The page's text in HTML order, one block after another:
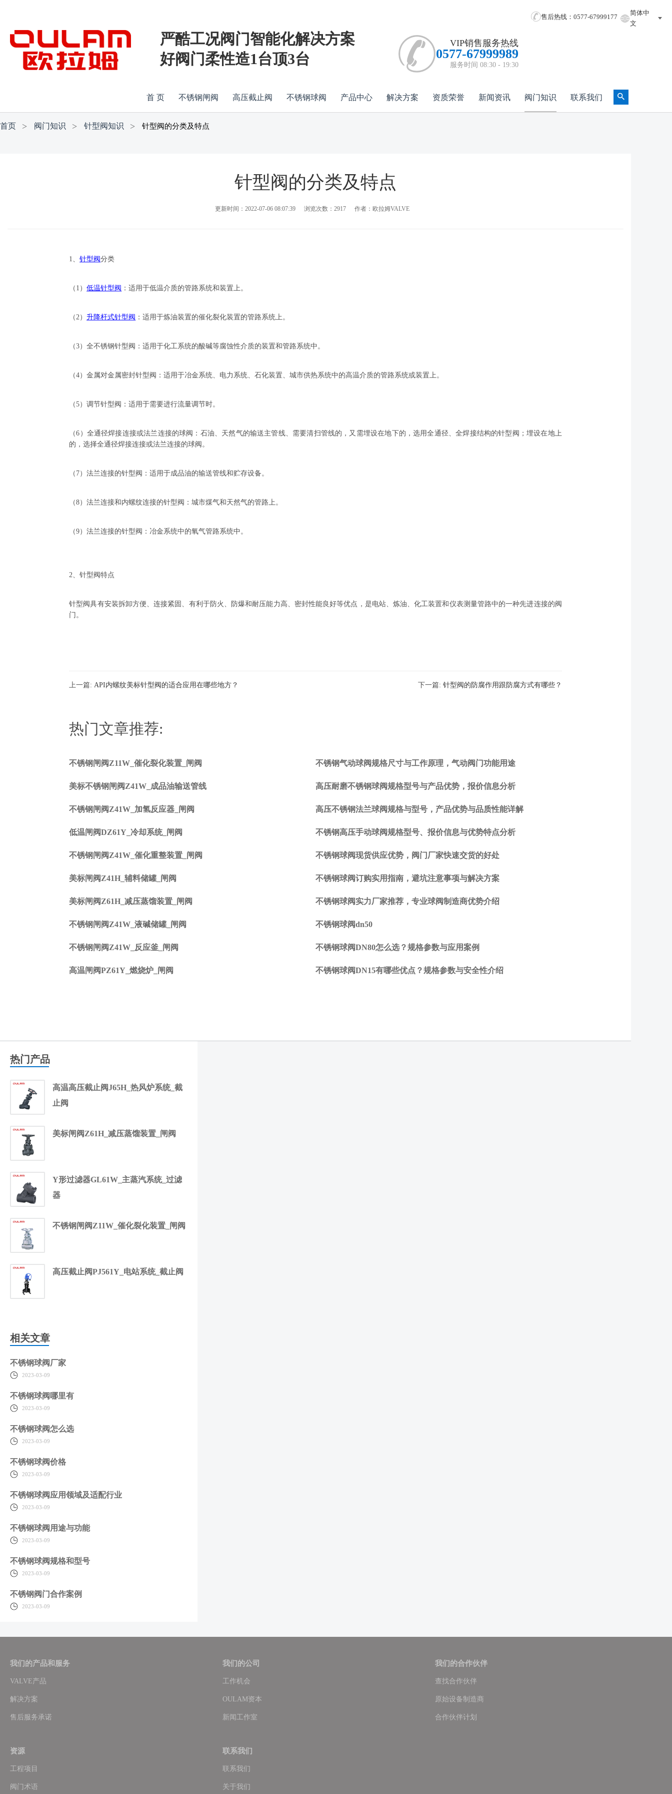
售后热线：0577-67999177
简体中
文
严酷工况阀门智能化解决方案
好阀门柔性造1台顶3台
VIP销售服务热线
0577-67999989
服务时间 08:30 - 19:30
首 页 不锈钢闸阀 高压截止阀 不锈钢球阀 产品中心 解决方案 资质荣誉 新闻资讯 阀门知识 联系我们
首页 阀门知识 针型阀知识 针型阀的分类及特点
针型阀的分类及特点
更新时间：2022-07-06 08:07:39 浏览次数：2917 作者：欧拉姆VALVE
1、针型阀分类
（1）低温针型阀 ：适用于低温介质的管路系统和装置上。
（2）升降杆式针型阀 ：适用于炼油装置的催化裂化装置的管路系统上。
（3）全不锈钢针型阀：适用于化工系统的酸碱等腐蚀性介质的装置和管路系统中。
（4）金属对金属密封针型阀：适用于冶金系统、电力系统、石化装置、城市供热系统中的高温介质的管路系统或装置上。
（5）调节针型阀：适用于需要进行流量调节时。
（6）全通径焊接连接或法兰连接的球阀：石油、天然气的输送主管线、需要清扫管线的，又需埋设在地下的，选用全通径、全焊接结构的针型阀；埋设在地上
的，选择全通径焊接连接或法兰连接的球阀。
（7）法兰连接的针型阀：适用于成品油的输送管线和贮存设备。
（8）法兰连接和内螺纹连接的针型阀：城市煤气和天然气的管路上。
（9）法兰连接的针型阀：冶金系统中的氧气管路系统中。
2、针型阀特点
针型阀具有安装拆卸方便、连接紧固、有利于防火、防爆和耐压能力高、密封性能良好等优点，是电站、炼油、化工装置和仪表测量管路中的一种先进连接的阀
门。
上一篇: API内螺纹美标针型阀的适合应用在哪些地方？ 下一篇: 针型阀的防腐作用跟防腐方式有哪些？
热门文章推荐:
不锈钢闸阀Z11W_催化裂化装置_闸阀
美标不锈钢闸阀Z41W_成品油输送管线
不锈钢闸阀Z41W_加氢反应器_闸阀
低温闸阀DZ61Y_冷却系统_闸阀
不锈钢闸阀Z41W_催化重整装置_闸阀
美标闸阀Z41H_辅料储罐_闸阀
美标闸阀Z61H_减压蒸馏装置_闸阀
不锈钢闸阀Z41W_液碱储罐_闸阀
不锈钢闸阀Z41W_反应釜_闸阀
高温闸阀PZ61Y_燃烧炉_闸阀
不锈钢气动球阀规格尺寸与工作原理，气动阀门功能用途
高压耐磨不锈钢球阀规格型号与产品优势，报价信息分析
高压不锈钢法兰球阀规格与型号，产品优势与品质性能详解
不锈钢高压手动球阀规格型号、报价信息与优势特点分析
不锈钢球阀现货供应优势，阀门厂家快速交货的好处
不锈钢球阀订购实用指南，避坑注意事项与解决方案
不锈钢球阀实力厂家推荐，专业球阀制造商优势介绍
不锈钢球阀dn50
不锈钢球阀DN80怎么选？规格参数与应用案例
不锈钢球阀DN15有哪些优点？规格参数与安全性介绍
篇:
内螺
标针
的适
用在
哪些
方？
热门产品
高温高压截止阀J65H_热风炉系统_截
止阀
美标闸阀Z61H_减压蒸馏装置_闸阀
Y形过滤器GL61W_主蒸汽系统_过滤
器
不锈钢闸阀Z11W_催化裂化装置_闸阀
高压截止阀PJ561Y_电站系统_截止阀
相关文章
不锈钢球阀厂家
2023-03-09
不锈钢球阀哪里有
2023-03-09
不锈钢球阀怎么选
2023-03-09
不锈钢球阀价格
2023-03-09
不锈钢球阀应用领域及适配行业
2023-03-09
不锈钢球阀用途与功能
2023-03-09
不锈钢球阀规格和型号
2023-03-09
不锈钢阀门合作案例
2023-03-09
我们的产品和服务
VALVE产品
解决方案
售后服务承诺
我们的公司
工作机会
OULAM资本
新闻工作室
我们的合作伙伴
查找合作伙伴
原始设备制造商
合作伙伴计划
资源
工程项目
阀门术语
联系我们
联系我们
关于我们